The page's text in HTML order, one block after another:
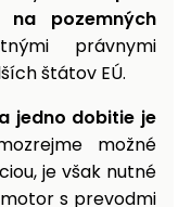
na pozemných
právnymi
štátov EÚ.
jedno dobitie je
možné
je však nutné
s prevodmi